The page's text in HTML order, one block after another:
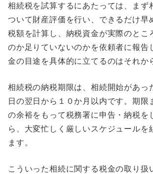
相続税を試算するにあたっては、まず
ついて財産評価を行い、できるだけ早
税額を計算し、納税資金が実際のとこ
のか足りていないのかを依頼者に報告
金の目途を具体的に立てるのはそれか
相続税の納税期限は、相続開始があっ
日の翌日から１０か月以内です。期限
の余裕をもって税務署に申告・納税を
ら、大変忙しく厳しいスケジュールを
ます。
こういった相続に関する税金の取り扱